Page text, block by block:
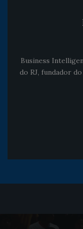
Business
do RJ, fundador